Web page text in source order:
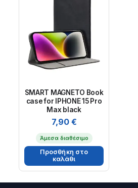
SMART MAGNETO Book
case for IPHONE 15 Pro
Max black
7,90 €
Άμεσα διαθέσιμο
Προσθήκη στο
καλάθι